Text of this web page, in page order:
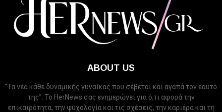
ABOUT US
“Τα νέα κάθε δυναμικής γυναίκας που σέβεται και αγαπά τον εαυτό
της”. Το HerNews σας ενημερώνει για ό,τι αφορά την
επικαιρότητα, την ψυχολογία και τις σχέσεις, την καριέρα και τη